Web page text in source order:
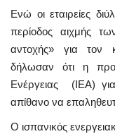
Ενώ οι εταιρείες
περίοδος αιχμής
αντοχής» για τον
δήλωσαν ότι η
Ενέργειας (IEA)
απίθανο να
Ο ισπανικός